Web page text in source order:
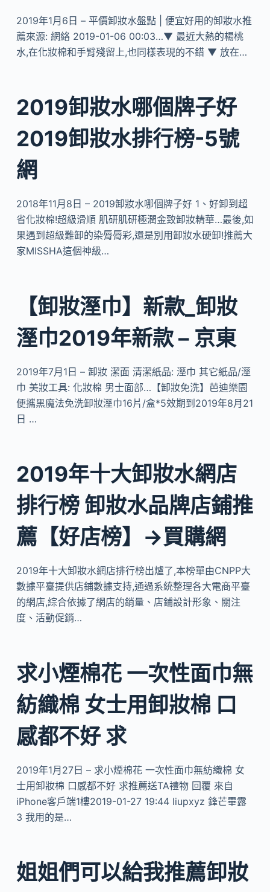
2019年1月6日 – 平價卸妝水盤點 | 便宜好用的卸妝水推
薦來源: 網絡 2019-01-06 00:03…▼ 最近大熱的楊桃
水,在化妝棉和手臂殘留上,也同樣表現的不錯 ▼ 放在…
2019卸妝水哪個牌子好
2019卸妝水排行榜-5號
網
2018年11月8日 – 2019卸妝水哪個牌子好 1、好卸到超
省化妝棉!超級滑順 肌研肌研極潤金致卸妝精華…最後,如
果遇到超級難卸的染脣脣彩,還是別用卸妝水硬卸!推薦大
家MISSHA這個神級…
【卸妝溼巾】新款_卸妝
溼巾2019年新款 – 京東
2019年7月1日 – 卸妝 潔面 清潔紙品: 溼巾 其它紙品/溼
巾 美妝工具: 化妝棉 男士面部…【卸妝免洗】芭迪樂園
便攜黑魔法免洗卸妝溼巾16片/盒*5效期到2019年8月21
日 …
2019年十大卸妝水網店
排行榜 卸妝水品牌店鋪推
薦【好店榜】→買購網
2019年十大卸妝水網店排行榜出爐了,本榜單由CNPP大
數據平臺提供店鋪數據支持,通過系統整理各大電商平臺
的網店,綜合依據了網店的銷量、店鋪設計形象、關注
度、活動促銷…
求小煙棉花 一次性面巾無
紡織棉 女士用卸妝棉 口
感都不好 求
2019年1月27日 – 求小煙棉花 一次性面巾無紡織棉 女
士用卸妝棉 口感都不好 求推薦送TA禮物 回覆 來自
iPhone客戶端1樓2019-01-27 19:44 liupxyz 鋒芒畢露
3 我用的是…
姐姐們可以給我推薦卸妝